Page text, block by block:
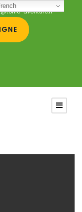
aventure.fr